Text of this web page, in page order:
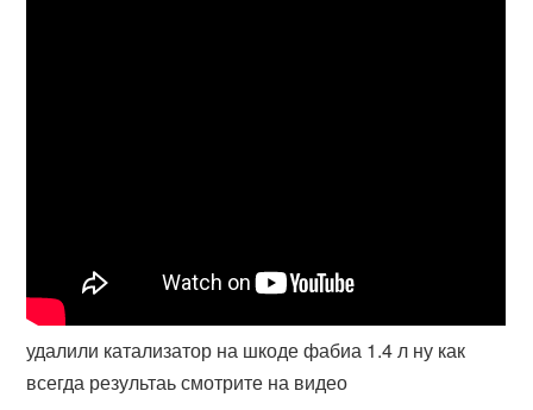
удалили катализатор на шкоде фабиа 1.4 л ну как
всегда результаь смотрите на видео